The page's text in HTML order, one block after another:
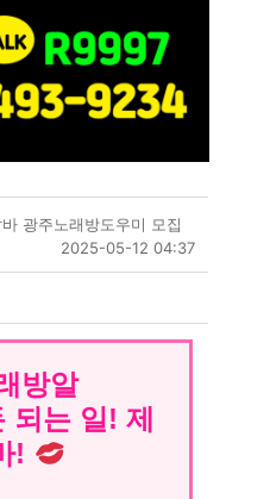
광주노래방도우미 모집
2025-05-12 04:37
방알
되는 일! 제
!